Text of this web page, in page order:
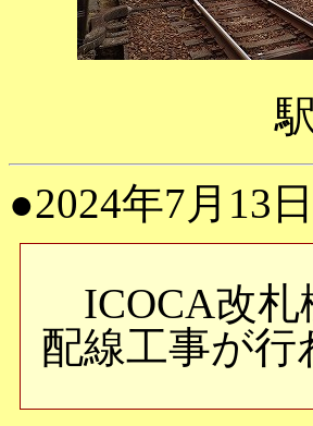
●2024年7月13
ICOCA改札
配線工事が